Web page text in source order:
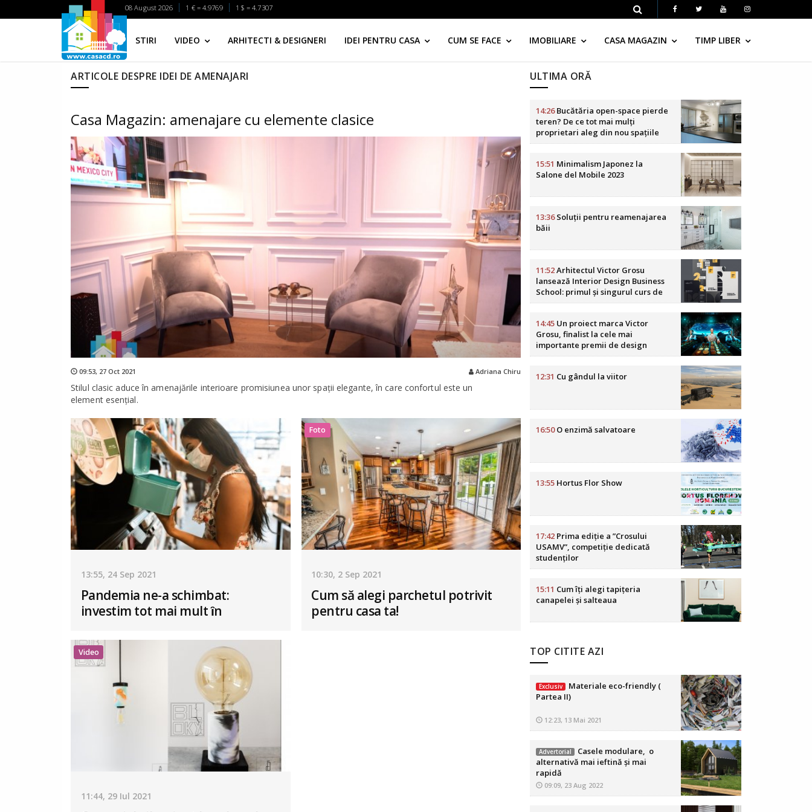
08 August 2026 1 € = 4.9769 1 $ = 4.7307
STIRI VIDEO ARHITECTI & DESIGNERI IDEI PENTRU CASA CUM SE FACE IMOBILIARE CASA MAGAZIN TIMP LIBER
ARTICOLE DESPRE IDEI DE AMENAJARI
Casa Magazin: amenajare cu elemente clasice
09:53, 27 Oct 2021 Adriana Chiru
Stilul clasic aduce în amenajările interioare promisiunea unor spații elegante, în care confortul este un
element esențial.
13:55, 24 Sep 2021
Pandemia ne-a schimbat:
investim tot mai mult ȋn
Foto
10:30, 2 Sep 2021
Cum să alegi parchetul potrivit
pentru casa ta!
Video
11:44, 29 Iul 2021
ULTIMA ORĂ
14:26Bucătăria open-space pierde
teren? De ce tot mai mulți
proprietari aleg din nou spațiile
delimitate
15:51 Minimalism Japonez la
Salone del Mobile 2023
13:36Soluții pentru reamenajarea
băii
11:52Arhitectul Victor Grosu
lansează Interior Design Business
School: primul și singurul curs de
business în design interior din
14:45 Un proiect marca Victor
Grosu, finalist la cele mai
importante premii de design
HoReCa din lume
12:31 Cu gândul la viitor
16:50O enzimă salvatoare
13:55 Hortus Flor Show
17:42 Prima ediție a ”Crosului
USAMV”, competiție dedicată
studenților
15:11 Cum îți alegi tapițeria
canapelei și salteaua
TOP CITITE AZI
Exclusiv
Materiale eco-friendly (
Partea II)
12:23, 13 Mai 2021
Advertorial
Casele modulare, o
alternativă mai ieftină și mai
rapidă
09:09, 23 Aug 2022